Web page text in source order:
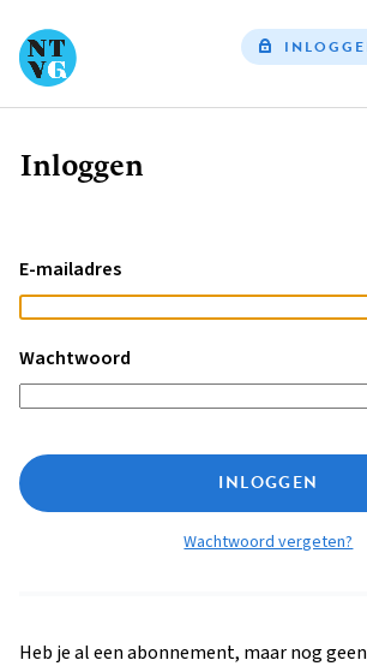
Kruimelpad
Inloggen
E-mailadres
Wachtwoord
INLOGGEN
Wachtwoord vergeten?
Heb je al een abonnement, maar nog